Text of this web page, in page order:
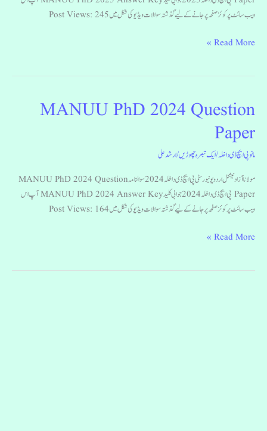
ویب سائٹ پرکوئز صفحہ پر جانے کے لیے گذشتہ سوالات ویڈیو کی شکل میں Post Views: 245
Read More »
MANUU PhD 2024 Question
Paper
مانو پی ایچ ڈی داخلہ/ایک تبصرہ چھوڑیں/ارشد علی
مولانا آزاد نیشنل اردو یونیورسٹی پی ایچ ڈی داخلہ 2024 سوالنامہ MANUU PhD 2024 Question
Paper پی ایچ ڈی داخلہ 2024 جوابی کلید MANUU PhD 2024 Answer Key آپ اس
ویب سائٹ پرکوئز صفحہ پر جانے کے لیے گذشتہ سوالات ویڈیو کی شکل میں Post Views: 164
MANUU
2024
Question
Paper
Read More »